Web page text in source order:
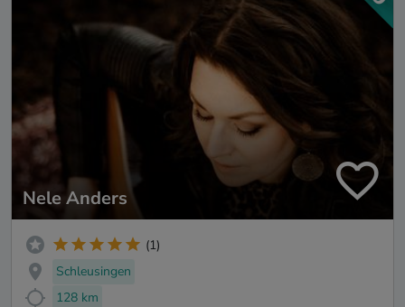
Nele Anders
(1)
Schleusingen
128 km